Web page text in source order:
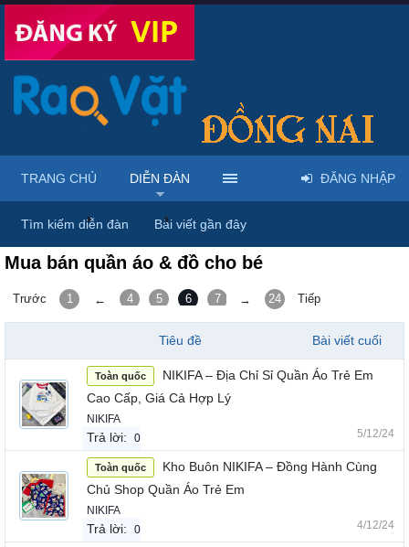
Trang chủ Diễn đàn Thời trang - Phụ kiện - Trang sức -
Mua bán quần áo & đồ cho bé
Trước 1 ← 4 5 6 7 8
→ 24 Tiếp
Tiêu đề Bài viết cuối
Toàn quốc
NIKIFA – Địa Chỉ Sỉ Quần Áo Trẻ Em
Cao Cấp, Giá Cả Hợp Lý
NIKIFA
Trả lời: 0 5/12/24
Toàn quốc
Kho Buôn NIKIFA – Đồng Hành Cùng
Chủ Shop Quần Áo Trẻ Em
NIKIFA
Trả lời: 0 4/12/24
TRANG CHỦ DIỄN ĐÀN
Tìm kiếm diễn đàn Bài viết gần đây
ĐĂNG NHẬP